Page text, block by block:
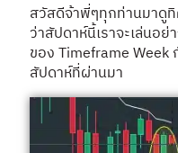
สวัสดีจ้าพี่ๆทุกท่านมาดู
ว่าสัปดาห์นี้เราจะเล่นอ
ของ Timeframe Week
สัปดาห์ที่ผ่านมา